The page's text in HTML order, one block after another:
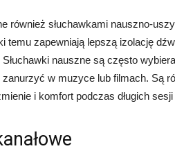
również słuchawkami nauszno-
temu zapewniają lepszą izolację
Słuchawki nauszne są często
w muzyce lub filmach. Są
i komfort podczas długich sesji